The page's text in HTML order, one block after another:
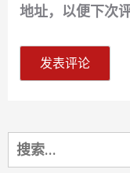
地址，以便下次
搜
索：